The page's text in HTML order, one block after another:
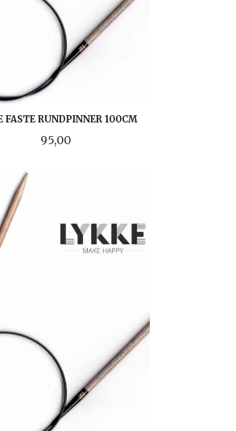
FASTE RUNDPINNER 100CM
Pris
95,00